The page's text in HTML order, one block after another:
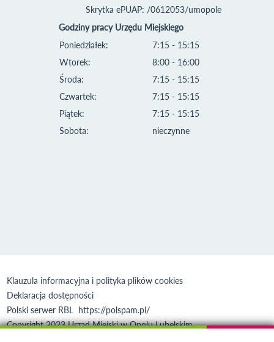
Skrytka ePUAP: /0612053/umopole
Godziny pracy Urzędu Miejskiego
Poniedziałek:
Wtorek:
Środa:
Czwartek:
Piątek:
Sobota:
7:15 - 15:15
8:00 - 16:00
7:15 - 15:15
7:15 - 15:15
7:15 - 15:15
nieczynne
Klauzula informacyjna i polityka plików cookies
Deklaracja dostępności
Polski serwer RBL https://polspam.pl/
Copyright 2023 Urząd Miejski w Opolu Lubelskim